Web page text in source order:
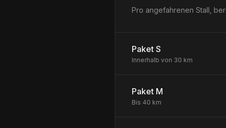
Pro angefahrenen Stall,
Paket S
Innerhalb von 30 km
Paket M
Bis 40 km